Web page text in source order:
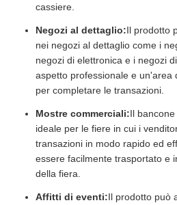
cassiere.
Negozi al dettaglio:Il prodotto
nei negozi al dettaglio come i
negozi di elettronica e i negozi
aspetto professionale e un'area
per completare le transazioni.
Mostre commerciali:Il
ideale per le fiere in cui i
transazioni in modo rapido ed
essere facilmente trasportato e
della fiera.
Affitti di eventi:Il prodotto può